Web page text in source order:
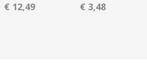
€ 12,49 € 3,48